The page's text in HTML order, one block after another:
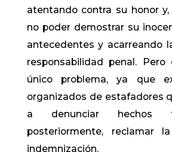
atentando contra su honor
no poder demostrar su
antecedentes y acarreando
responsabilidad penal.
único problema, ya que
organizados de estafadores
a denunciar hechos
posteriormente, reclamar
indemnización.